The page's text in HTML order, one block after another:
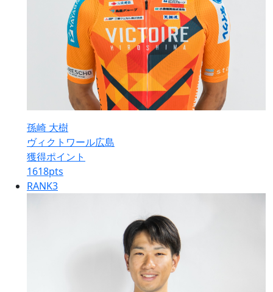
孫崎 大樹
ヴィクトワール広島
獲得ポイント
1618pts
RANK3